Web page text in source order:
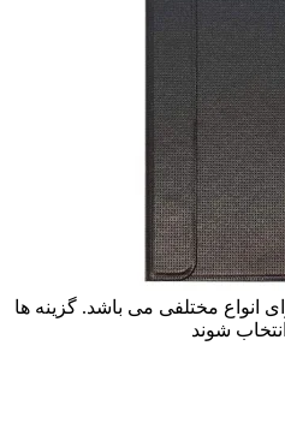
انواع مختلفی می باشد. گزینه ها
شوند